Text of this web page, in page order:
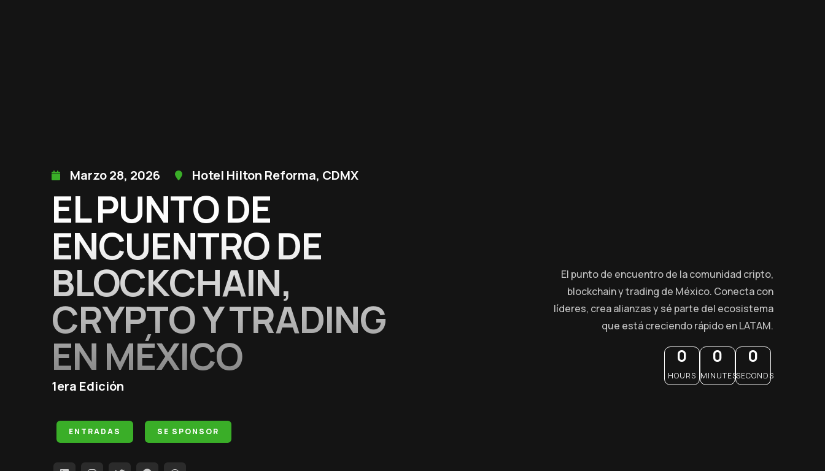
Marzo 28, 2026 Hotel Hilton Reforma, CDMX
EL PUNTO DE
ENCUENTRO DE
BLOCKCHAIN,
CRYPTO Y TRADING
EN MÉXICO
1era Edición
ENTRADAS SE SPONSOR
El punto de encuentro de la comunidad cripto,
blockchain y trading de México. Conecta con
líderes, crea alianzas y sé parte del ecosistema
que está creciendo rápido en LATAM.
0
HOURS
0
MINUTES
0
SECONDS